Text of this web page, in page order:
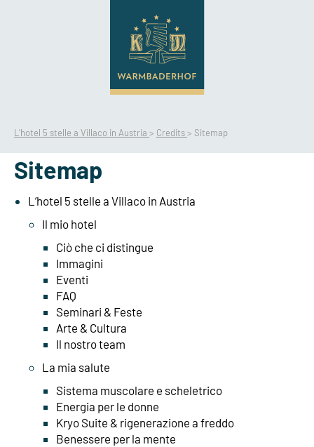
L’hotel 5 stelle a Villaco in Austria > Credits > Sitemap
Sitemap
L’hotel 5 stelle a Villaco in Austria
Il mio hotel
Ciò che ci distingue
Immagini
Eventi
FAQ
Seminari & Feste
Arte & Cultura
Il nostro team
La mia salute
Sistema muscolare e scheletrico
Energia per le donne
Kryo Suite & rigenerazione a freddo
Benessere per la mente